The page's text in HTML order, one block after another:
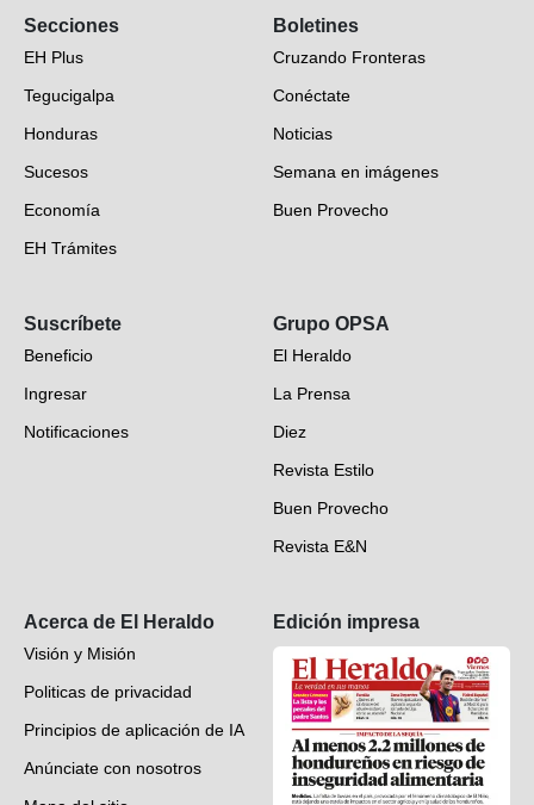
Secciones
EH Plus
Tegucigalpa
Honduras
Sucesos
Economía
EH Trámites
EH Verifica
Fotogalerías
Deportes
Videos
Boletines
Cruzando Fronteras
Conéctate
Noticias
Semana en imágenes
Buen Provecho
Suscríbete
Beneficio
Ingresar
Notificaciones
Grupo OPSA
El Heraldo
La Prensa
Diez
Revista Estilo
Buen Provecho
Revista E&N
Acerca de El Heraldo
Visión y Misión
Politicas de privacidad
Principios de aplicación de IA
Anúnciate con nosotros
Edición impresa